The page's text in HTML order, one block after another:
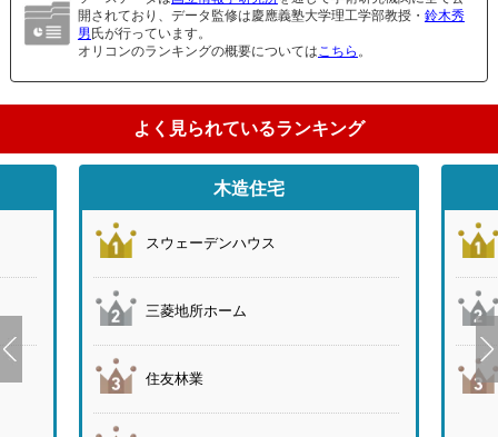
開されており、データ監修は慶應義塾大学理工学部教授・ 鈴木秀
男 氏が行っています。
オリコンのランキングの概要についてはこちら 。
よく見られているランキング
木造住宅
スウェーデンハウス
三菱地所ホーム
住友林業